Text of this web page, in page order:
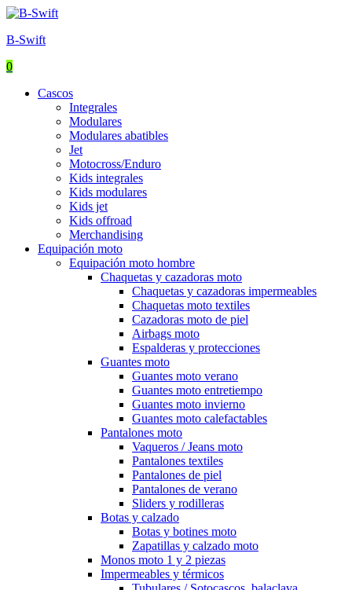
B-Swift
0
Cascos
Integrales
Modulares
Modulares abatibles
Jet
Motocross/Enduro
Kids integrales
Kids modulares
Kids jet
Kids offroad
Merchandising
Equipación moto
Equipación moto hombre
Chaquetas y cazadoras moto
Chaquetas y cazadoras impermeables
Chaquetas moto textiles
Cazadoras moto de piel
Airbags moto
Espalderas y protecciones
Guantes moto
Guantes moto verano
Guantes moto entretiempo
Guantes moto invierno
Guantes moto calefactables
Pantalones moto
Vaqueros / Jeans moto
Pantalones textiles
Pantalones de piel
Pantalones de verano
Sliders y rodilleras
Botas y calzado
Botas y botines moto
Zapatillas y calzado moto
Monos moto 1 y 2 piezas
Impermeables y térmicos